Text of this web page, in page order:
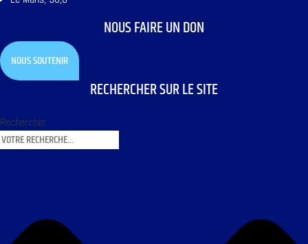
NOUS FAIRE UN DON
NOUS SOUTENIR
RECHERCHER SUR LE SITE
Rechercher